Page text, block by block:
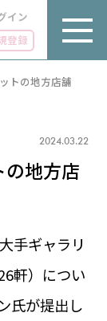
イン
登録
05:48
トの地方店舗
2024.03.22
地方店
手ギャラリ
軒）につい
氏が提出し